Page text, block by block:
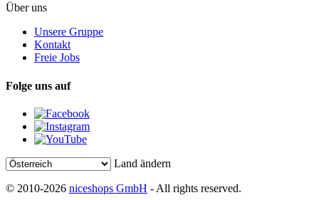
Über uns
Unsere Gruppe
Kontakt
Freie Jobs
Folge uns auf
Land ändern
© 2010-2026 niceshops GmbH - All rights reserved.